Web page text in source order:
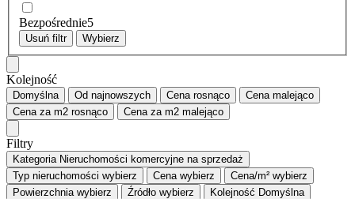
Bezpośrednie5
Usuń filtr Wybierz
Kolejność
Domyślna Od najnowszych Cena rosnąco Cena malejąco
Cena za m2 rosnąco Cena za m2 malejąco
Filtry
Kategoria Nieruchomości komercyjne na sprzedaż
Typ nieruchomości wybierz Cena wybierz Cena/m² wybierz
Powierzchnia wybierz Źródło wybierz Kolejność Domyślna